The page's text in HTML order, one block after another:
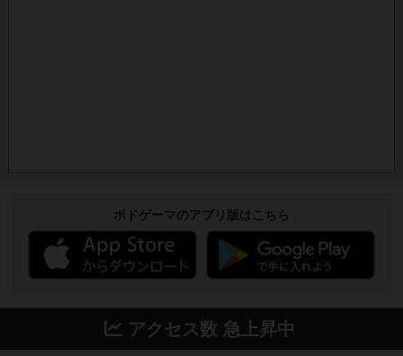
ボドゲーマのアプリ版はこちら
アクセス数 急上昇中